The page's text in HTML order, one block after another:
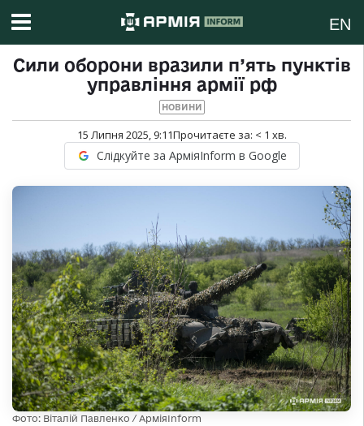
EN
Сили оборони вразили п’ять пунктів
управління армії рф
НОВИНИ
15 Липня 2025, 9:11Прочитаєте за: < 1 хв.
Слідкуйте за АрміяInform в Google
Фото: Віталій Павленко / АрміяInform